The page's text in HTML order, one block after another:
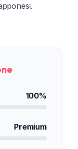
100%
Premium